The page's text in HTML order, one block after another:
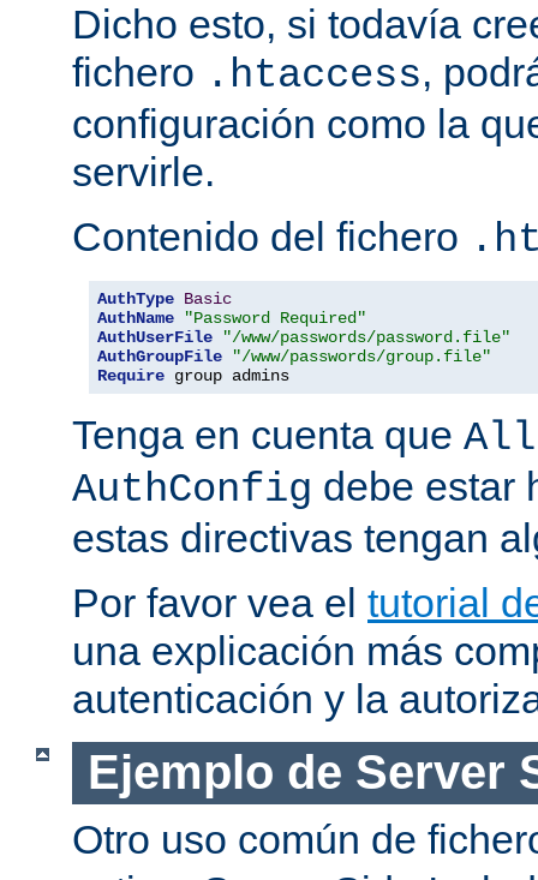
Dicho esto, si todavía
fichero .htaccess,
configuración como la
servirle.
Contenido del fichero
AuthType Basic
AuthName
"Password Required"
AuthUserFile
"/www/passwords/password.file"
AuthGroupFile
"/www/passwords/group.file"
Require group admins
Tenga en cuenta que
AuthConfig debe estar
estas directivas tengan
Por favor vea el tutorial
una explicación más
autenticación y la
Ejemplo de Server
Otro uso común de